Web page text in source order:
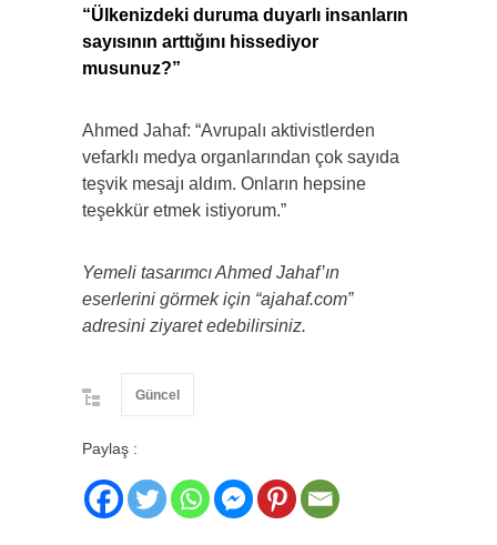
“Ülkenizdeki duruma duyarlı insanların
sayısının arttığını hissediyor
musunuz?”
Ahmed Jahaf: “Avrupalı aktivistlerden
vefarklı medya organlarından çok sayıda
teşvik mesajı aldım. Onların hepsine
teşekkür etmek istiyorum.”
Yemeli tasarımcı Ahmed Jahaf’ın
eserlerini görmek için “ajahaf.com”
adresini ziyaret edebilirsiniz.
Güncel
Paylaş :